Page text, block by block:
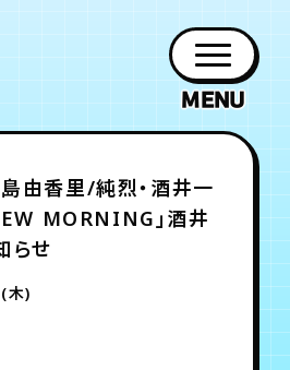
日程 チケット
TICKET
作品 日記
BLOG
ーム
ファン
クラブ
ログイン
知らせ
由香里/純烈・酒井一
MORNING」酒井
らせ
木)